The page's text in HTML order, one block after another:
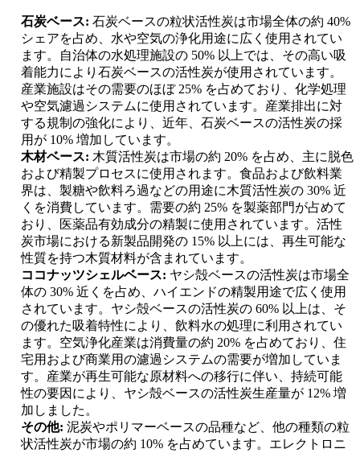
石炭ベース: 石炭ベースの粒状活性炭は市場全体の約 40%
シェアを占め、水や空気の浄化用途に広く使用されてい
ます。自治体の水処理施設の 50% 以上では、その高い吸
着能力により石炭ベースの活性炭が使用されています。
産業施設はその需要のほぼ 25% を占めており、化学処理
や空気濾過システムに使用されています。産業排出に対
する規制の強化により、近年、石炭ベースの活性炭の採
用が 10% 増加しています。
木材ベース: 木質活性炭は市場の約 20% を占め、主に脱色
および精製プロセスに使用されます。食品および飲料業
界は、製糖や飲料ろ過などの用途に木質活性炭の 30% 近
くを消費しています。需要の約 25% を製薬部門が占めて
おり、医薬品有効成分の精製に使用されています。活性
炭市場における新製品開発の 15% 以上には、再生可能な
性質を持つ木質材料が含まれています。
ココナッツシェルベース: ヤシ殻ベースの活性炭は市場全
体の 30% 近くを占め、ハイエンドの精製用途で広く使用
されています。ヤシ殻ベースの活性炭の 60% 以上は、そ
の優れた吸着特性により、飲料水の処理に利用されてい
ます。空気浄化産業は消費量の約 20% を占めており、住
宅用および商業用の濾過システムの需要が増加していま
す。産業が再生可能な原材料への移行に伴い、持続可能
性の要因により、ヤシ殻ベースの活性炭生産量が 12% 増
加しました。
その他: 泥炭やポリマーベースの品種など、他の種類の粒
状活性炭が市場の約 10% を占めています。エレクトロニ